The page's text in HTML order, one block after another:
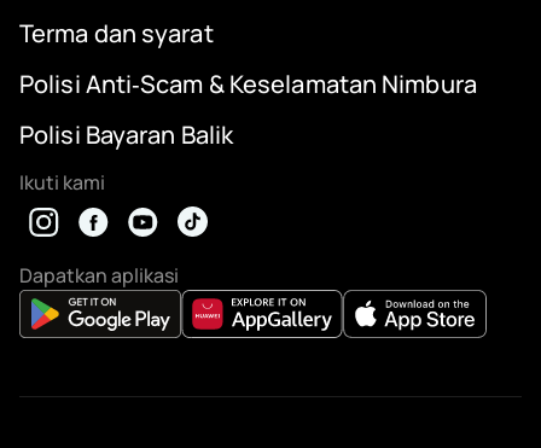
Terma dan syarat
Polisi Anti‑Scam & Keselamatan Nimbura
Polisi Bayaran Balik
Ikuti kami
Dapatkan aplikasi